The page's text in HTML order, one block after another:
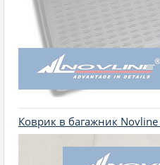
Коврик в багажник